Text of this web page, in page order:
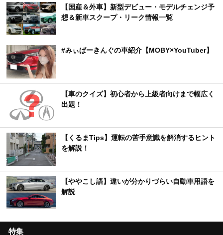
【国産＆外車】新型デビュー・モデルチェンジ予
想＆新車スクープ・リーク情報一覧
#みぃぱーきんぐの車紹介【MOBY×YouTuber】
【車のクイズ】初心者から上級者向けまで幅広く
出題！
【くるまTips】運転の苦手意識を解消するヒント
を解説！
【ややこし語】違いが分かりづらい自動車用語を
解説
特集